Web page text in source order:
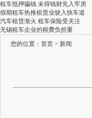
租车抵押骗钱 未得钱财先入牢房
假期租车热推租赁业驶入快车道
汽车租赁渐火 租车保险受关注
无锡租车企业的税费负担重
您的位置： 首页 > 新闻